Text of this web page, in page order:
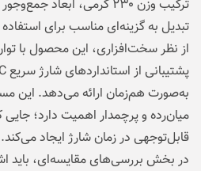
ترکیب وزن ۲۳۰ گرمی، ابعاد
تبدیل به گزینه‌ای مناسب برای
به‌صورت هم‌زمان ارائه می‌دهد. این
قابل‌توجهی در زمان شارژ ایجاد می‌کند.
در بخش بررسی‌های مقایسه‌ای، باید